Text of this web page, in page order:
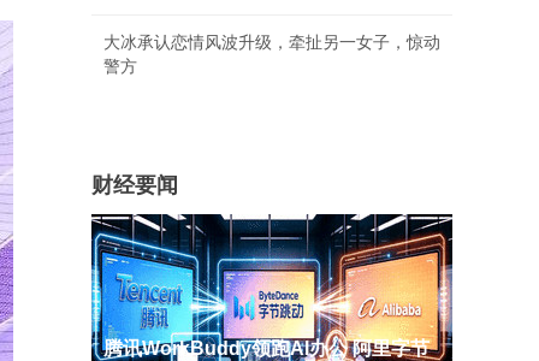
大冰承认恋情风波升级，牵扯另一女子，惊动
警方
财经要闻
腾讯WorkBuddy领跑AI办公 阿里字节